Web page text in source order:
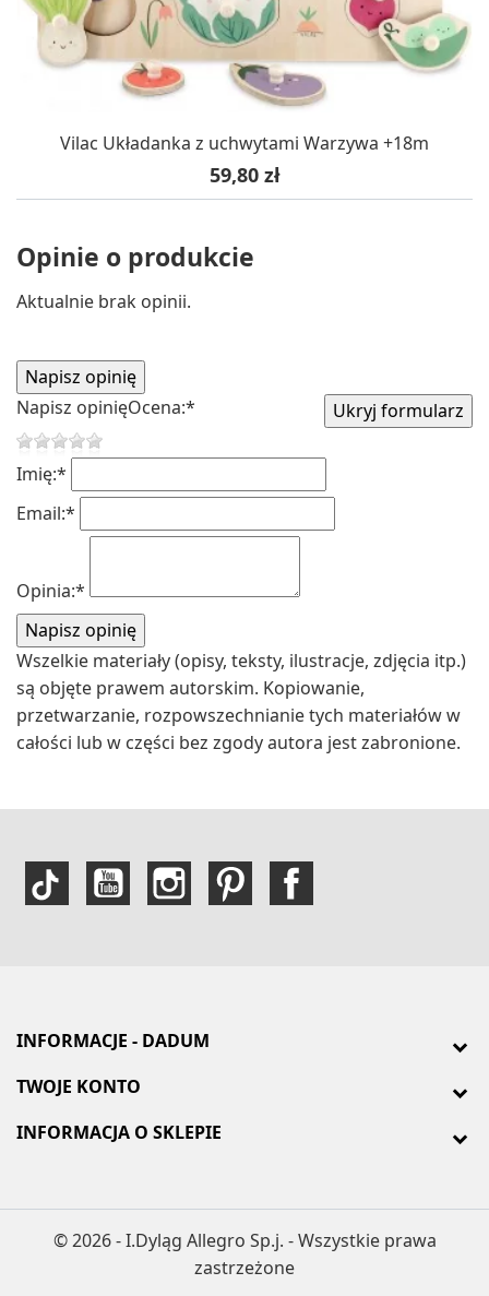
Vilac Układanka z uchwytami Warzywa +18m
Cena
59,80 zł
Opinie o produkcie
Aktualnie brak opinii.
Napisz opinięOcena:*
Imię:*
Email:*
Opinia:*
Wszelkie materiały (opisy, teksty, ilustracje, zdjęcia itp.)
są objęte prawem autorskim. Kopiowanie,
przetwarzanie, rozpowszechnianie tych materiałów w
całości lub w części bez zgody autora jest zabronione.
INFORMACJE - DADUM
TWOJE KONTO
INFORMACJA O SKLEPIE
© 2026 - I.Dyląg Allegro Sp.j. - Wszystkie prawa
zastrzeżone